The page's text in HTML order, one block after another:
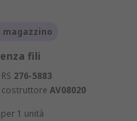
magazzino
fili
276-5883
costruttore AV08020
1 unità